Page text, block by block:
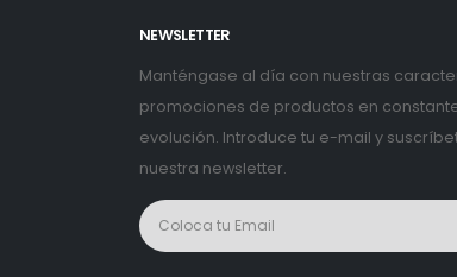
NEWSLETTER
Manténgase al día con nuestras
promociones de productos en
evolución. Introduce tu e-mail y
nuestra newsletter.